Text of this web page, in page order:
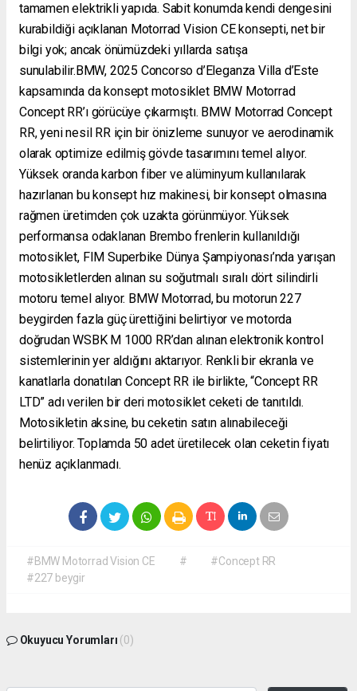
tamamen elektrikli yapıda. Sabit konumda kendi dengesini
kurabildiği açıklanan Motorrad Vision CE konsepti, net bir
bilgi yok; ancak önümüzdeki yıllarda satışa
sunulabilir.BMW, 2025 Concorso d’Eleganza Villa d’Este
kapsamında da konsept motosiklet BMW Motorrad
Concept RR’ı görücüye çıkarmıştı. BMW Motorrad Concept
RR, yeni nesil RR için bir önizleme sunuyor ve aerodinamik
olarak optimize edilmiş gövde tasarımını temel alıyor.
Yüksek oranda karbon fiber ve alüminyum kullanılarak
hazırlanan bu konsept hız makinesi, bir konsept olmasına
rağmen üretimden çok uzakta görünmüyor. Yüksek
performansa odaklanan Brembo frenlerin kullanıldığı
motosiklet, FIM Superbike Dünya Şampiyonası’nda yarışan
motosikletlerden alınan su soğutmalı sıralı dört silindirli
motoru temel alıyor. BMW Motorrad, bu motorun 227
beygirden fazla güç ürettiğini belirtiyor ve motorda
doğrudan WSBK M 1000 RR’dan alınan elektronik kontrol
sistemlerinin yer aldığını aktarıyor. Renkli bir ekranla ve
kanatlarla donatılan Concept RR ile birlikte, “Concept RR
LTD” adı verilen bir deri motosiklet ceketi de tanıtıldı.
Motosikletin aksine, bu ceketin satın alınabileceği
belirtiliyor. Toplamda 50 adet üretilecek olan ceketin fiyatı
henüz açıklanmadı.
#BMW Motorrad Vision CE #
#Concept RR
#227 beygir
Okuyucu Yorumları (0)